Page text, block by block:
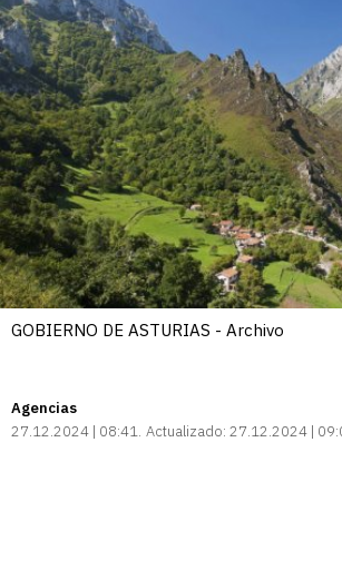
GOBIERNO DE ASTURIAS - Archivo
Agencias
27.12.2024 | 08:41 Actualizado: 27.12.2024 |